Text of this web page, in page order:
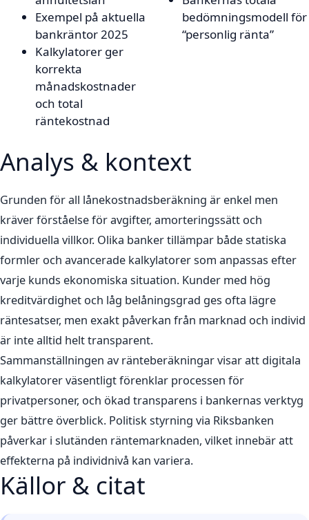
Exempel på aktuella
bankräntor 2025
Kalkylatorer ger
korrekta
månadskostnader
och total
räntekostnad
bedömningsmodell för
“personlig ränta”
Analys & kontext
Grunden för all lånekostnadsberäkning är enkel men
kräver förståelse för avgifter, amorteringssätt och
individuella villkor. Olika banker tillämpar både statiska
formler och avancerade kalkylatorer som anpassas efter
varje kunds ekonomiska situation. Kunder med hög
kreditvärdighet och låg belåningsgrad ges ofta lägre
räntesatser, men exakt påverkan från marknad och individ
är inte alltid helt transparent.
Sammanställningen av ränteberäkningar visar att digitala
kalkylatorer väsentligt förenklar processen för
privatpersoner, och ökad transparens i bankernas verktyg
ger bättre överblick. Politisk styrning via Riksbanken
påverkar i slutänden räntemarknaden, vilket innebär att
effekterna på individnivå kan variera.
Källor & citat